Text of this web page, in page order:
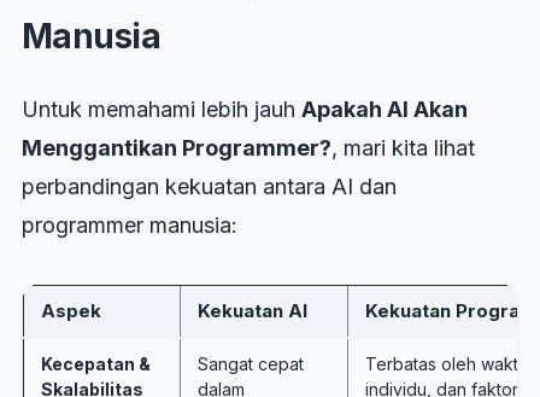
Manusia
Untuk memahami lebih jauh Apakah AI Akan
Menggantikan Programmer?, mari kita lihat
perbandingan kekuatan antara AI dan
programmer manusia:
Aspek Kekuatan AI Kekuatan
Kecepatan &
Skalabilitas
Sangat cepat
dalam
Terbatas oleh waktu,
individu, dan faktor